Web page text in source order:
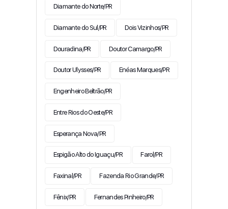
Diamante do Norte/PR
Diamante do Sul/PR Dois Vizinhos/PR
Douradina/PR Doutor Camargo/PR
Doutor Ulysses/PR Enéas Marques/PR
Engenheiro Beltrão/PR
Entre Rios do Oeste/PR
Esperança Nova/PR
Espigão Alto do Iguaçu/PR Farol/PR
Faxinal/PR Fazenda Rio Grande/PR
Fênix/PR Fernandes Pinheiro/PR